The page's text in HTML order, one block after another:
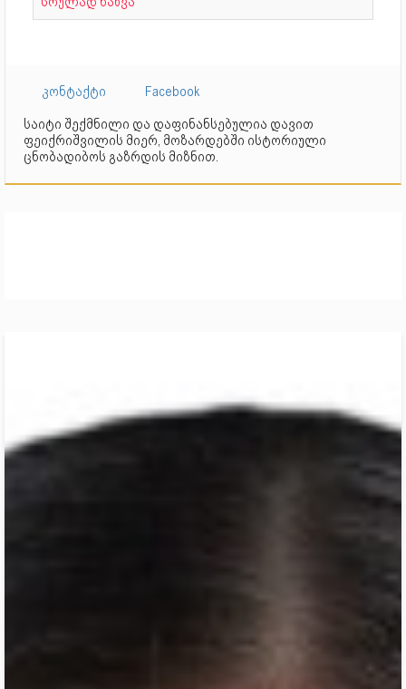
კონტაქტი
Facebook
საიტი შექმნილი და დაფინანსებულია დავით
ფეიქრიშვილის მიერ, მოზარდებში ისტორიული
ცნობადიბოს გაზრდის მიზნით.